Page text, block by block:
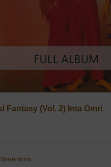
Fantasy (Vol. 2) Inta Omri